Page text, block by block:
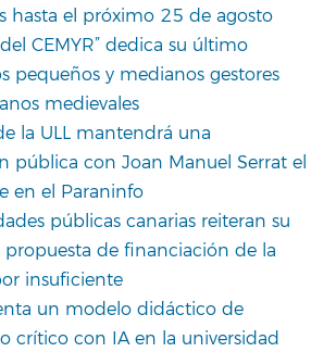
hasta el próximo 25 de agosto
CEMYR” dedica su último
pequeños y medianos gestores
medievales
la ULL mantendrá una
pública con Joan Manuel Serrat el
en el Paraninfo
públicas canarias reiteran su
propuesta de financiación de la
insuficiente
un modelo didáctico de
crítico con IA en la universidad